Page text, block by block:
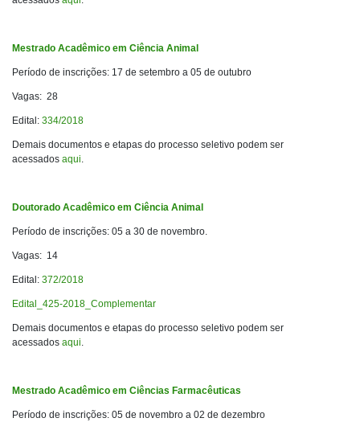
Mestrado Acadêmico em Ciência Animal
Período de inscrições: 17 de setembro a 05 de outubro
Vagas: 28
Edital: 334/2018
Demais documentos e etapas do processo seletivo podem ser
acessados aqui.
Doutorado Acadêmico em Ciência Animal
Período de inscrições: 05 a 30 de novembro.
Vagas: 14
Edital: 372/2018
Edital_425-2018_Complementar
Demais documentos e etapas do processo seletivo podem ser
acessados aqui.
Mestrado Acadêmico em Ciências Farmacêuticas
Período de inscrições: 05 de novembro a 02 de dezembro